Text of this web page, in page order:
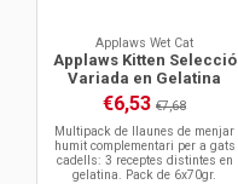
Applaws Wet Cat
Applaws Kitten Selecció
Variada en Gelatina
€6,53 €7,68
Multipack de llaunes de menjar
humit complementari per a gats
cadells: 3 receptes distintes en
gelatina. Pack de 6x70gr.